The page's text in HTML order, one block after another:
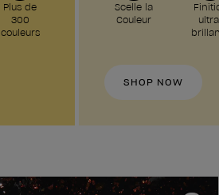
Plus de
300
couleurs
Scelle la
Couleur
SHOP NOW